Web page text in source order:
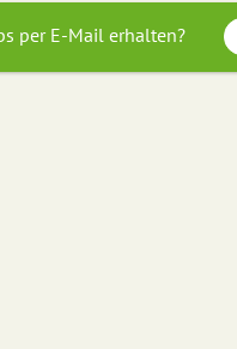
per E-Mail erhalten?